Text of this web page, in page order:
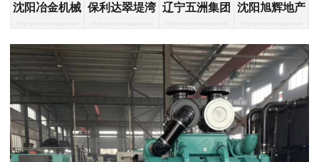
沈阳冶金机械 保利达翠堤湾 辽宁五洲集团 沈阳旭辉地产